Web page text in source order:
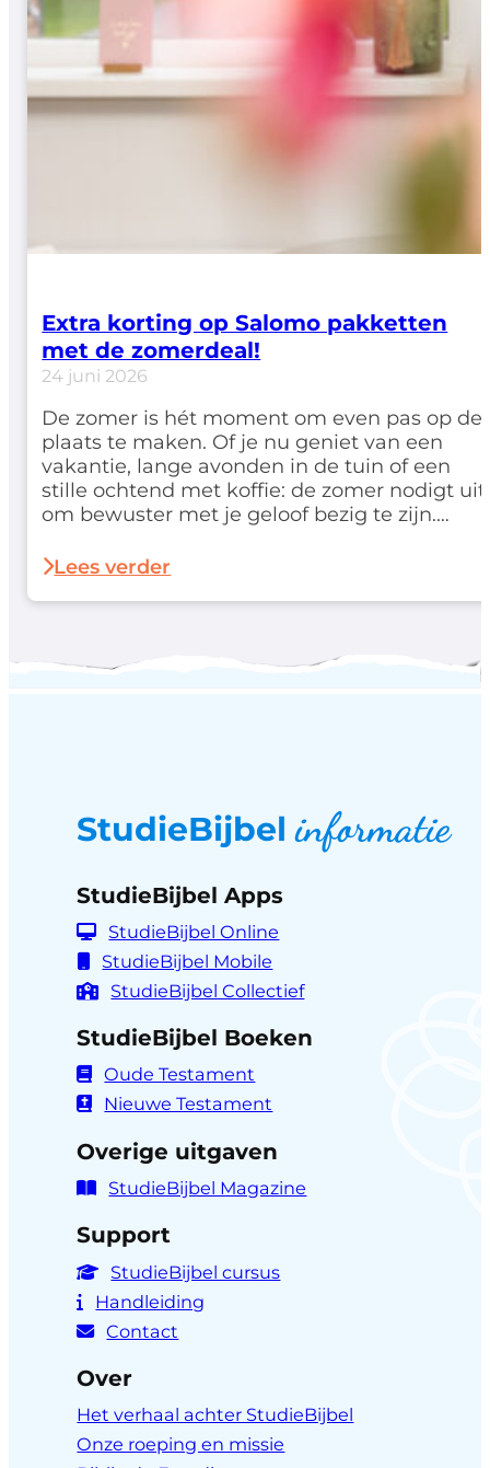
Extra korting op Salomo pakketten
met de zomerdeal!
24 juni 2026
De zomer is hét moment om even pas op de
plaats te maken. Of je nu geniet van een
vakantie, lange avonden in de tuin of een
stille ochtend met koffie: de zomer nodigt uit
om bewuster met je geloof bezig te zijn.
speciale deal waarmee je extra
Lees verder
StudieBijbelinformatie
StudieBijbel Apps
StudieBijbel Online
StudieBijbel Mobile
StudieBijbel Collectief
StudieBijbel Boeken
Oude Testament
Nieuwe Testament
Overige uitgaven
StudieBijbel Magazine
Support
StudieBijbel cursus
Handleiding
Contact
Over
Het verhaal achter StudieBijbel
Onze roeping en missie